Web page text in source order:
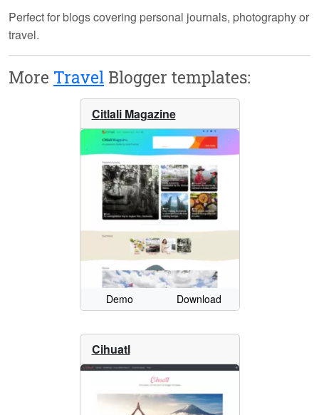
Perfect for blogs covering personal journals, photography or
travel.
More Travel Blogger templates:
Citlali Magazine
Demo Download
Cihuatl